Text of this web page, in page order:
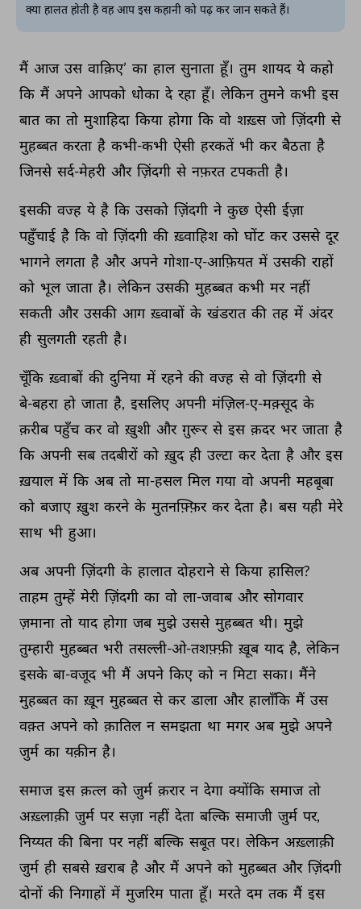
क्या हालत होती है वह आप इस कहानी को पढ़ कर जान सकते हैं।
मैं आज उस वाक़िए’ का हाल सुनाता हूँ। तुम शायद ये कहो
कि मैं अपने आपको धोका दे रहा हूँ। लेकिन तुमने कभी इस
बात का तो मुशाहिदा किया होगा कि वो शख़्स जो ज़िंदगी से
मुहब्बत करता है कभी-कभी ऐसी हरकतें भी कर बैठता है
जिनसे सर्द-मेहरी और ज़िंदगी से नफ़रत टपकती है।
इसकी वज्ह ये है कि उसको ज़िंदगी ने कुछ ऐसी ईज़ा
पहुँचाई है कि वो ज़िंदगी की ख़्वाहिश को घोंट कर उससे दूर
भागने लगता है और अपने गोशा-ए-आफ़ियत में उसकी राहों
को भूल जाता है। लेकिन उसकी मुहब्बत कभी मर नहीं
सकती और उसकी आग ख़्वाबों के खंडरात की तह में अंदर
ही सुलगती रहती है।
चूँकि ख़्वाबों की दुनिया में रहने की वज्ह से वो ज़िंदगी से
बे-बहरा हो जाता है, इसलिए अपनी मंज़िल-ए-मक़्सूद के
क़रीब पहुँच कर वो ख़ुशी और ग़ुरूर से इस क़दर भर जाता है
कि अपनी सब तदबीरों को ख़ुद ही उल्टा कर देता है और इस
ख़याल में कि अब तो मा-हसल मिल गया वो अपनी महबूबा
को बजाए ख़ुश करने के मुतनफ़्फ़िर कर देता है। बस यही मेरे
साथ भी हुआ।
अब अपनी ज़िंदगी के हालात दोहराने से किया हासिल?
ताहम तुम्हें मेरी ज़िंदगी का वो ला-जवाब और सोगवार
ज़माना तो याद होगा जब मुझे उससे मुहब्बत थी। मुझे
तुम्हारी मुहब्बत भरी तसल्ली-ओ-तशफ़्फ़ी ख़ूब याद है, लेकिन
इसके बा-वजूद भी मैं अपने किए को न मिटा सका। मैंने
मुहब्बत का ख़ून मुहब्बत से कर डाला और हालाँकि मैं उस
वक़्त अपने को क़ातिल न समझता था मगर अब मुझे अपने
जुर्म का यक़ीन है।
समाज इस क़त्ल को जुर्म क़रार न देगा क्योंकि समाज तो
अख़्लाक़ी जुर्म पर सज़ा नहीं देता बल्कि समाजी जुर्म पर,
निय्यत की बिना पर नहीं बल्कि सबूत पर। लेकिन अख़्लाक़ी
जुर्म ही सबसे ख़राब है और मैं अपने को मुहब्बत और ज़िंदगी
दोनों की निगाहों में मुजरिम पाता हूँ। मरते दम तक मैं इस